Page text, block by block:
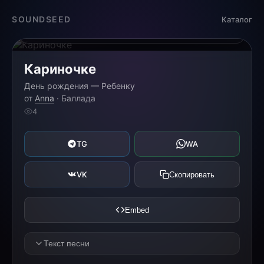
SOUNDSEED Каталог
Кариночке
День рождения — Ребенку
от Anna · Баллада
4
TG WA
VK Скопировать
Embed
Текст песни